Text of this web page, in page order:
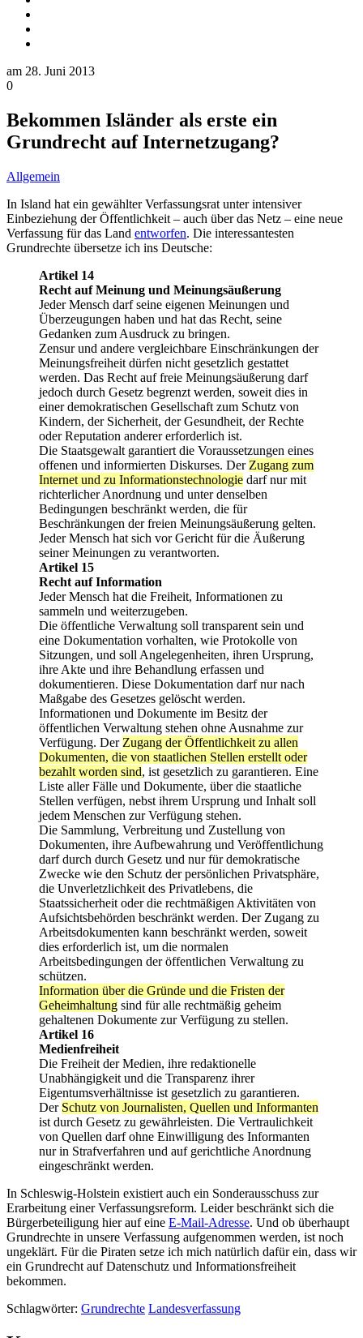
am 28. Juni 2013
0
Bekommen Isländer als erste ein
Grundrecht auf Internetzugang?
Allgemein
In Island hat ein gewählter Verfassungsrat unter intensiver
Einbeziehung der Öffentlichkeit – auch über das Netz – eine neue
Verfassung für das Land entworfen. Die interessantesten
Grundrechte übersetze ich ins Deutsche:
Artikel 14
Recht auf Meinung und Meinungsäußerung
Jeder Mensch darf seine eigenen Meinungen und
Überzeugungen haben und hat das Recht, seine
Gedanken zum Ausdruck zu bringen.
Zensur und andere vergleichbare Einschränkungen der
Meinungsfreiheit dürfen nicht gesetzlich gestattet
werden. Das Recht auf freie Meinungsäußerung darf
jedoch durch Gesetz begrenzt werden, soweit dies in
einer demokratischen Gesellschaft zum Schutz von
Kindern, der Sicherheit, der Gesundheit, der Rechte
oder Reputation anderer erforderlich ist.
Die Staatsgewalt garantiert die Voraussetzungen eines
offenen und informierten Diskurses. Der Zugang zum
Internet und zu Informationstechnologie darf nur mit
richterlicher Anordnung und unter denselben
Bedingungen beschränkt werden, die für
Beschränkungen der freien Meinungsäußerung gelten.
Jeder Mensch hat sich vor Gericht für die Äußerung
seiner Meinungen zu verantworten.
Artikel 15
Recht auf Information
Jeder Mensch hat die Freiheit, Informationen zu
sammeln und weiterzugeben.
Die öffentliche Verwaltung soll transparent sein und
eine Dokumentation vorhalten, wie Protokolle von
Sitzungen, und soll Angelegenheiten, ihren Ursprung,
ihre Akte und ihre Behandlung erfassen und
dokumentieren. Diese Dokumentation darf nur nach
Maßgabe des Gesetzes gelöscht werden.
Informationen und Dokumente im Besitz der
öffentlichen Verwaltung stehen ohne Ausnahme zur
Verfügung. Der Zugang der Öffentlichkeit zu allen
Dokumenten, die von staatlichen Stellen erstellt oder
bezahlt worden sind, ist gesetzlich zu garantieren. Eine
Liste aller Fälle und Dokumente, über die staatliche
Stellen verfügen, nebst ihrem Ursprung und Inhalt soll
jedem Menschen zur Verfügung stehen.
Die Sammlung, Verbreitung und Zustellung von
Dokumenten, ihre Aufbewahrung und Veröffentlichung
darf durch durch Gesetz und nur für demokratische
Zwecke wie den Schutz der persönlichen Privatsphäre,
die Unverletzlichkeit des Privatlebens, die
Staatssicherheit oder die rechtmäßigen Aktivitäten von
Aufsichtsbehörden beschränkt werden. Der Zugang zu
Arbeitsdokumenten kann beschränkt werden, soweit
dies erforderlich ist, um die normalen
Arbeitsbedingungen der öffentlichen Verwaltung zu
schützen.
Information über die Gründe und die Fristen der
Geheimhaltung sind für alle rechtmäßig geheim
gehaltenen Dokumente zur Verfügung zu stellen.
Artikel 16
Medienfreiheit
Die Freiheit der Medien, ihre redaktionelle
Unabhängigkeit und die Transparenz ihrer
Eigentumsverhältnisse ist gesetzlich zu garantieren.
Der Schutz von Journalisten, Quellen und Informanten
ist durch Gesetz zu gewährleisten. Die Vertraulichkeit
von Quellen darf ohne Einwilligung des Informanten
nur in Strafverfahren und auf gerichtliche Anordnung
eingeschränkt werden.
In Schleswig-Holstein existiert auch ein Sonderausschuss zur
Erarbeitung einer Verfassungsreform. Leider beschränkt sich die
Bürgerbeteiligung hier auf eine E-Mail-Adresse. Und ob überhaupt
Grundrechte in unsere Verfassung aufgenommen werden, ist noch
ungeklärt. Für die Piraten setze ich mich natürlich dafür ein, dass wir
ein Grundrecht auf Datenschutz und Informationsfreiheit
bekommen.
Schlagwörter: Grundrechte Landesverfassung